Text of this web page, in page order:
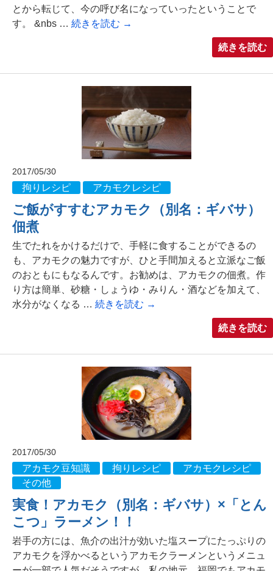
とから転じて、今の呼び名になっていったということで
す。 &nbs … 続きを読む →
続きを読む
2017/05/30
拘りレシピ アカモクレシピ
ご飯がすすむアカモク（別名：ギバサ）
佃煮
生でたれをかけるだけで、手軽に食することができるの
も、アカモクの魅力ですが、ひと手間加えると立派なご飯
のおともにもなるんです。お勧めは、アカモクの佃煮。作
り方は簡単、砂糖・しょうゆ・みりん・酒などを加えて、
水分がなくなる … 続きを読む →
続きを読む
2017/05/30
アカモク豆知識 拘りレシピ
アカモクレシピ
その他
実食！アカモク（別名：ギバサ）×「とん
こつ」ラーメン！！
岩手の方には、魚介の出汁が効いた塩スープにたっぷりの
アカモクを浮かべるというアカモクラーメンというメニュ